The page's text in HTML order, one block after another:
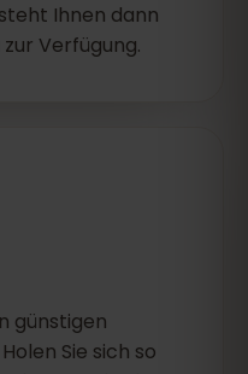
Ihnen dann
Verfügung.
günstigen
Sie sich so